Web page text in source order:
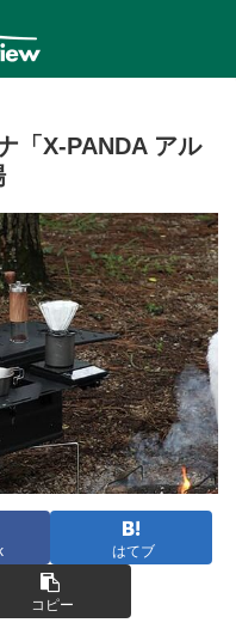
「X-PANDA アル
はてブ
コピー